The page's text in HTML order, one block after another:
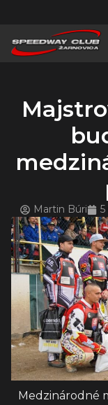
Martin Búri 5
Medzinárodné